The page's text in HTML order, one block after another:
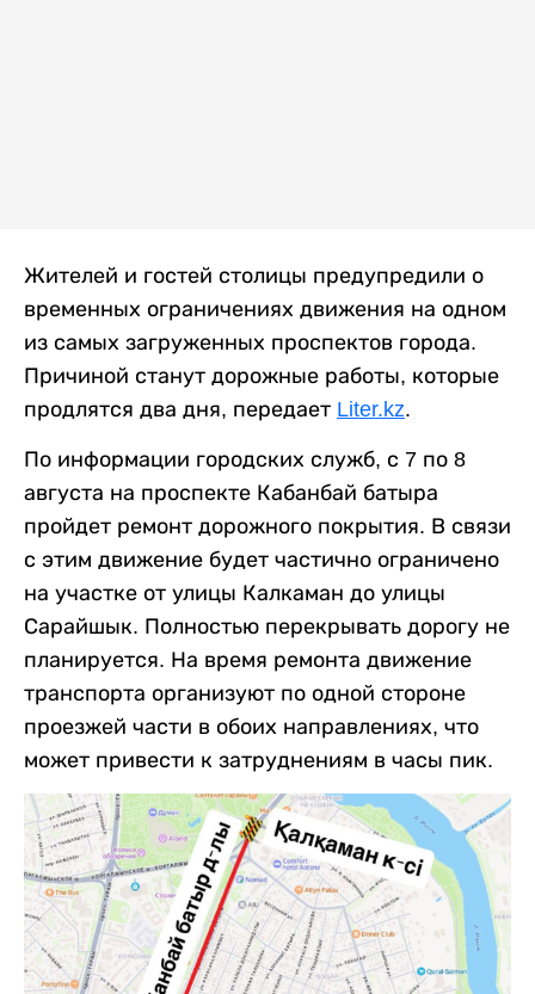
Жителей и гостей столицы предупредили о
временных ограничениях движения на одном
из самых загруженных проспектов города.
Причиной станут дорожные работы, которые
продлятся два дня, передает Liter.kz.
По информации городских служб, с 7 по 8
августа на проспекте Кабанбай батыра
пройдет ремонт дорожного покрытия. В связи
с этим движение будет частично ограничено
на участке от улицы Калкаман до улицы
Сарайшык. Полностью перекрывать дорогу не
планируется. На время ремонта движение
транспорта организуют по одной стороне
проезжей части в обоих направлениях, что
может привести к затруднениям в часы пик.